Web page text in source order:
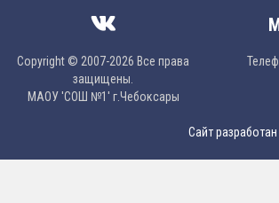
Copyright © 2007-2026 Все права
защищены.
МAОУ 'CОШ №1' г.Чебоксары
Сайт